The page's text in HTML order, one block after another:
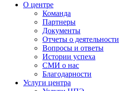
О центре
Команда
Партнеры
Документы
Отчеты о деятельности
Вопросы и ответы
Истории успеха
СМИ о нас
Благодарности
Услуги центра